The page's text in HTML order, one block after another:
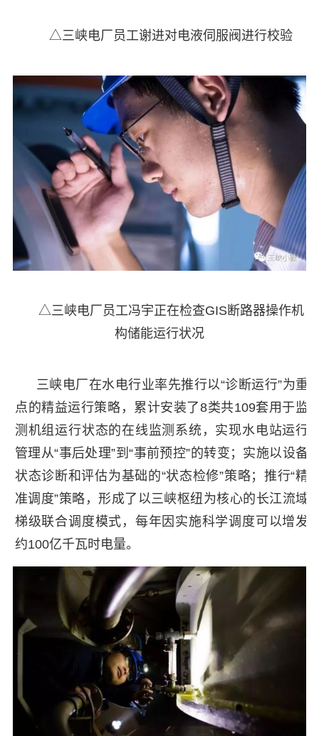
△三峡电厂员工谢进对电液伺服阀进行校验
△三峡电厂员工冯宇正在检查GIS断路器操作机
构储能运行状况
三峡电厂在水电行业率先推行以“诊断运行”为重
点的精益运行策略，累计安装了8类共109套用于监
测机组运行状态的在线监测系统，实现水电站运行
管理从“事后处理”到“事前预控”的转变；实施以设备
状态诊断和评估为基础的“状态检修”策略；推行“精
准调度”策略，形成了以三峡枢纽为核心的长江流域
梯级联合调度模式，每年因实施科学调度可以增发
约100亿千瓦时电量。